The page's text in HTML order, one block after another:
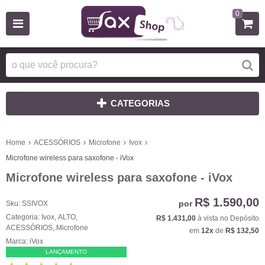
0
CATEGORIAS
Home ACESSÓRIOS Microfone
Ivox
Microfone wireless para saxofone - iVox
Microfone wireless para saxofone - iVox
Sku: SSIVOX
Categoria: Ivox ALTO
ACESSÓRIOS Microfone
Marca: iVox
LANÇAMENTO
por R$ 1.590,00
R$ 1.431,00 à vista no Depósito
em 12x de R$ 132,50